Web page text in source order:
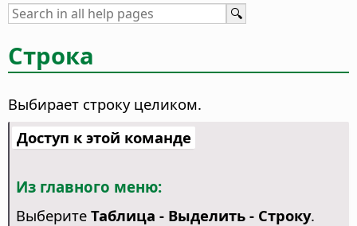
Строка
Выбирает строку целиком.
Доступ к этой команде
Из главного меню:
Выберите Таблица - Выделить - Строку.